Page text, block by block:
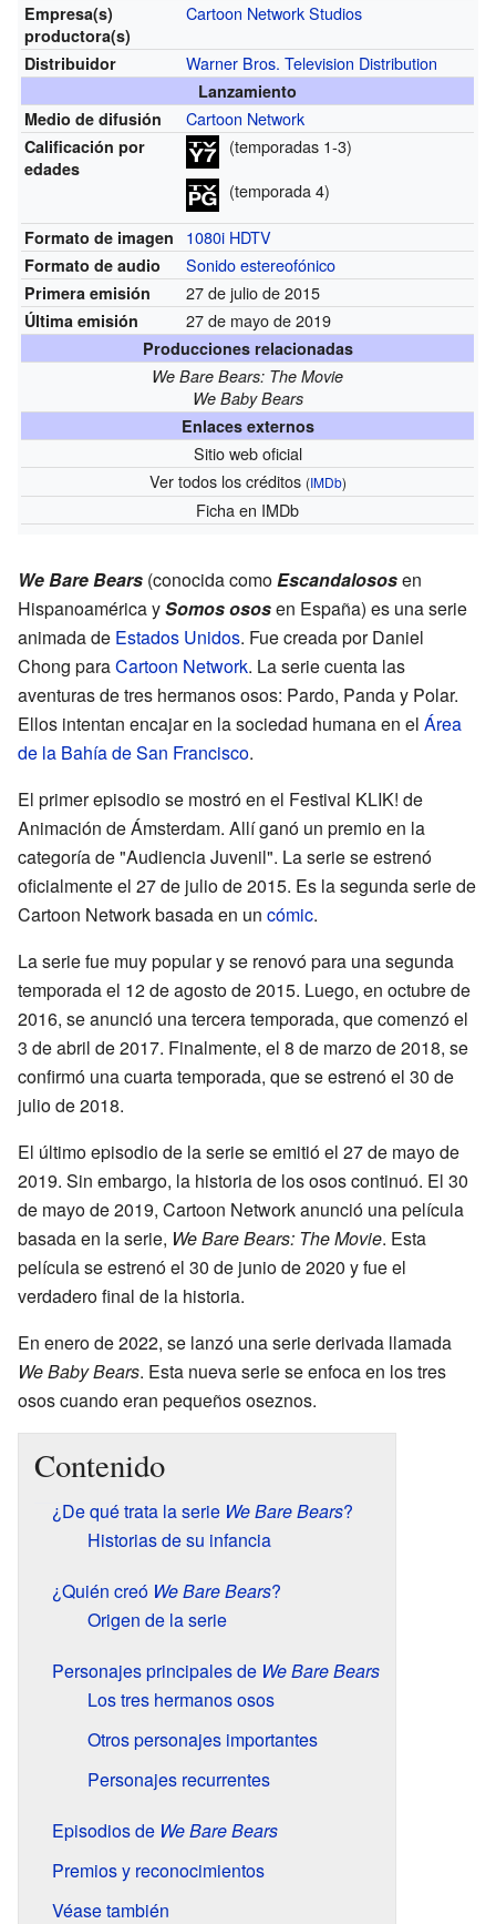
Empresa(s)
productora(s)
Cartoon Network Studios
Distribuidor Warner Bros. Television Distribution
Lanzamiento
Medio de difusión
Cartoon Network
Calificación por
edades
(temporadas 1-3)
(temporada 4)
Formato de imagen 1080i HDTV
Formato de audio Sonido estereofónico
Primera emisión 27 de julio de 2015
Última emisión 27 de mayo de 2019
Producciones relacionadas
We Bare Bears: The Movie
We Baby Bears
Enlaces externos
Sitio web oficial
Ver todos los créditos (IMDb)
Fichaen IMDb
We Bare Bears (conocida comoEscandalososen
Hispanoamérica ySomos ososen España) es una serie
animada de Estados Unidos. Fue creada por Daniel
Chong paraCartoon Network. La serie cuenta las
aventuras de tres hermanos osos: Pardo, Panda y Polar.
Ellos intentan encajar en la sociedad humana en el Área
de la Bahía de San Francisco.
El primer episodio se mostró en el Festival KLIK! de
Animación de Ámsterdam. Allí ganó un premio en la
categoría de "Audiencia Juvenil". La serie se estrenó
oficialmente el 27 de julio de 2015. Es la segunda serie de
Cartoon Network basada en un cómic.
La serie fue muy popular y se renovó para una segunda
temporada el 12 de agosto de 2015. Luego, en octubre de
2016, se anunció una tercera temporada, que comenzó el
3 de abril de 2017. Finalmente, el 8 de marzo de 2018, se
confirmó una cuarta temporada, que se estrenó el 30 de
julio de 2018.
El último episodio de la serie se emitió el 27 de mayo de
2019. Sin embargo, la historia de los osos continuó. El 30
de mayo de 2019, Cartoon Network anunció una película
basada en la serie, We Bare Bears: The Movie. Esta
película se estrenó el 30 de junio de 2020 y fue el
verdadero final de la historia.
En enero de 2022, se lanzó una serie derivada llamada
We Baby Bears. Esta nueva serie se enfoca en los tres
osos cuando eran pequeños oseznos.
Contenido
¿De qué trata la serie We Bare Bears?
Historias de su infancia
¿Quién creó We Bare Bears?
Origen de la serie
Personajes principales de We Bare Bears
Los tres hermanos osos
Otros personajes importantes
Personajes recurrentes
Episodios de We Bare Bears
Premios y reconocimientos
Véase también